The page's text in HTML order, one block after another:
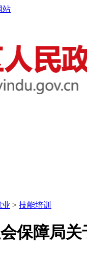
站
业 > 技能培训
保障局